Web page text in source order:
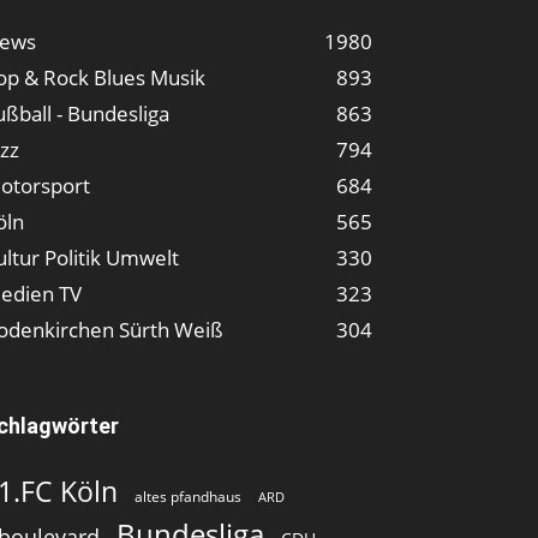
1980
& Rock Blues Musik
893
- Bundesliga
863
794
684
565
Politik Umwelt
330
TV
323
Sürth Weiß
304
1.FC Köln altes pfandhaus ARD